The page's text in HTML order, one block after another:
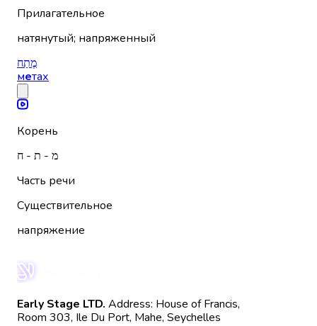
Прилагательное
натянутый; напряженный
מֶתַח
метах
Корень
מ - ת - ח
Часть речи
Существительное
напряжение
Early Stage LTD. Address: House of Francis,
Room 303, Ile Du Port, Mahe, Seychelles